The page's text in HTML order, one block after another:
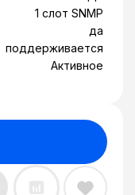
1 слот SNMP
да
поддерживается
Активное